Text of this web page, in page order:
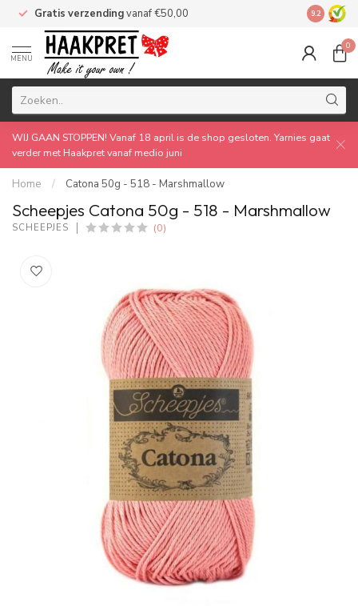
Gratis verzendingvanaf €50,00 Made by
9.2
MENU
0
WIJ GAAN STOPPEN! Vanaf 18 april is de shop gesloten. Yarnies gaat
verder met Haakpret vanaf medio juni
Home / Catona 50g - 518 - Marshmallow
Scheepjes Catona 50g - 518 - Marshmallow
SCHEEPJES (0)